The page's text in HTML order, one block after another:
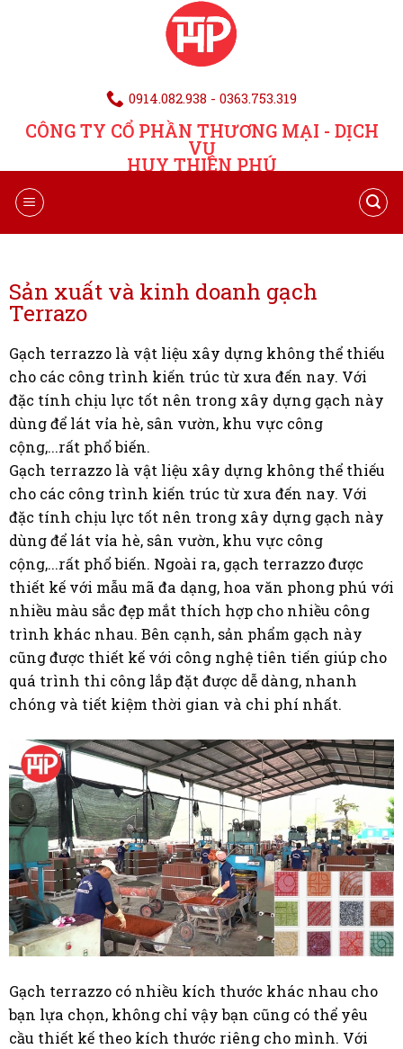
0914.082.938 - 0363.753.319
CÔNG TY CỔ PHẦN THƯƠNG MẠI - DỊCH
VỤ
HUY THIÊN PHÚ
Sản xuất và kinh doanh gạch
Terrazo
Gạch terrazzo là vật liệu xây dựng không thể thiếu
cho các công trình kiến trúc từ xưa đến nay. Với
đặc tính chịu lực tốt nên trong xây dựng gạch này
dùng để lát vỉa hè, sân vườn, khu vực công
cộng,...rất phổ biến.
Gạch terrazzo là vật liệu xây dựng không thể thiếu
cho các công trình kiến trúc từ xưa đến nay. Với
đặc tính chịu lực tốt nên trong xây dựng gạch này
dùng để lát vỉa hè, sân vườn, khu vực công
cộng,...rất phổ biến. Ngoài ra, gạch terrazzo được
thiết kế với mẫu mã đa dạng, hoa văn phong phú với
nhiều màu sắc đẹp mắt thích hợp cho nhiều công
trình khác nhau. Bên cạnh, sản phẩm gạch này
cũng được thiết kế với công nghệ tiên tiến giúp cho
quá trình thi công lắp đặt được dễ dàng, nhanh
chóng và tiết kiệm thời gian và chi phí nhất.
Gạch terrazzo có nhiều kích thước khác nhau cho
bạn lựa chọn, không chỉ vậy bạn cũng có thể yêu
cầu thiết kế theo kích thước riêng cho mình. Với